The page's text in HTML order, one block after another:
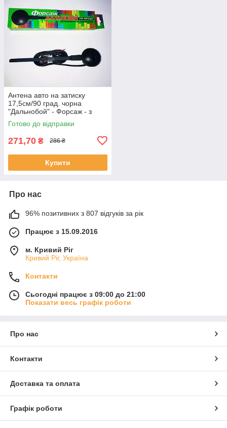
Антена авто на затиску
17,5см/90 град. чорна
"Дальнобой" - Форсаж - з
двома підсилювачами
Готово до відправки
271,70 ₴ 286 ₴
Купити
Про нас
96% позитивних з 807 відгуків за рік
Працює з 15.09.2016
м. Кривий Ріг
Кривий Ріг, Україна
Контакти
Сьогодні працює з 09:00 до 21:00
Показати весь графік роботи
Про нас
Контакти
Доставка та оплата
Графік роботи